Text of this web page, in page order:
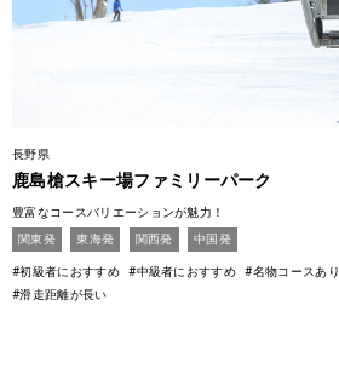
長野県
鹿島槍スキー場ファミリーパーク
豊富なコースバリエーションが魅力！
関東発
東海発 関西発 中国発
#初級者におすすめ #中級者におすすめ #名物コースあり
#滑走距離が長い